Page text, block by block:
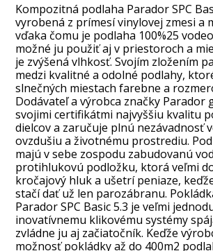
Kompozitná podlaha Parador SPC
vyrobená z prímesí vinylovej zmesi a
vďaka čomu je podlaha 100%25
možné ju použiť aj v priestoroch a
je zvýšená vlhkosť. Svojím zložením
medzi kvalitné a odolné podlahy,
slnečných miestach farebne a
Dodávateľ a výrobca značky Parador
svojimi certifikátmi najvyššiu kvalitu
dielcov a zaručuje plnú nezávadnosť
ovzdušiu a životnému prostrediu.
majú v sebe zospodu zabudovanú
protihlukovú podložku, ktorá veľmi
kročajový hluk a ušetrí peniaze,
stačí dať už len parozábranu.
Parador SPC Basic 5.3 je veľmi
inovatívnemu klikovému systémy
zvládne ju aj začiatočník. Keďže
možnosť pokládky až do 400m2